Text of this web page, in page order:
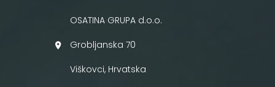
OSATINA GRUPA d.o.o.
Grobljanska 70
Viškovci, Hrvatska